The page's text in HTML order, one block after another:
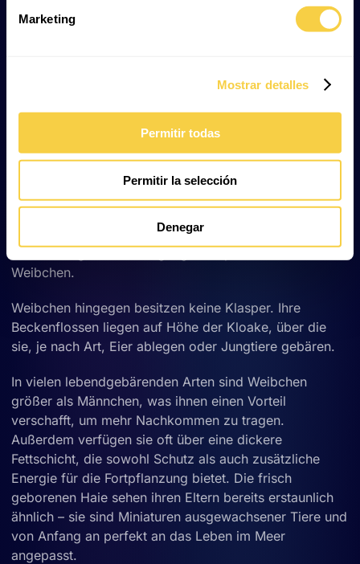
Marketing
Mostrar detalles
Permitir todas
Permitir la selección
Denegar
Die deutliche Differenz sind dieKlasper
ausschließlich Männchen besitzen.
Diese paarigen, röhrenförmigen Fortsätze sind
auf der Körperunterseite. Sie ermöglichen während
Weibchen.
Weibchen hingegen besitzen keine Klasper. Ihre
Beckenflossen liegen auf Höhe der Kloake, über die
sie, je nach Art, Eier ablegen oder Jungtiere gebären.
In vielen lebendgebärenden Arten sind Weibchen
größer als Männchen, was ihnen einen Vorteil
verschafft, um mehr Nachkommen zu tragen.
Außerdem verfügen sie oft über eine dickere
Fettschicht, die sowohl Schutz als auch zusätzliche
Energie für die Fortpflanzung bietet. Die frisch
geborenen Haie sehen ihren Eltern bereits erstaunlich
ähnlich – sie sind Miniaturen ausgewachsener Tiere und
von Anfang an perfekt an das Leben im Meer
angepasst.